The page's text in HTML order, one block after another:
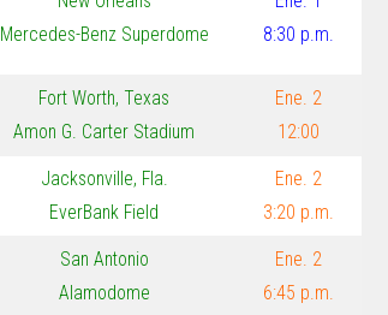
Mercedes-Benz Superdome
8:30 p.m.
Fort Worth, Texas
Amon G. Carter Stadium
Ene. 2
12:00
Jacksonville, Fla.
EverBank Field
Ene. 2
3:20 p.m.
San Antonio
Alamodome
Ene. 2
6:45 p.m.